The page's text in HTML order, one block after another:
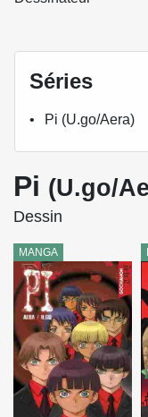
Séries
Pi (U.go/Aera)
Pi (U.go/
Dessin
MANGA